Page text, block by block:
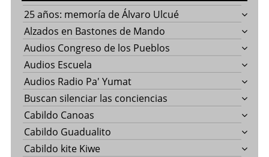
25 años: memoría de Álvaro Ulcué
Alzados en Bastones de Mando
Audios Congreso de los Pueblos
Audios Escuela
Audios Radio Pa' Yumat
Buscan silenciar las conciencias
Cabildo Canoas
Cabildo Guadualito
Cabildo kite Kiwe